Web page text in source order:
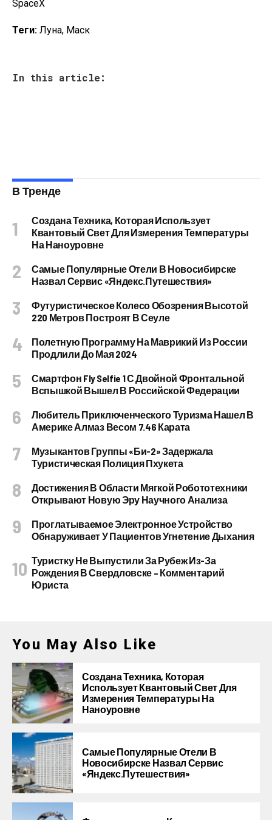
Теги: Луна, Маск
In this article:
В Тренде
Создана Техника, Которая Использует
Квантовый Свет Для Измерения Температуры
На Наноуровне
Самые Популярные Отели В Новосибирске
Назвал Сервис «Яндекс.Путешествия»
Футуристическое Колесо Обозрения Высотой
220 Метров Построят В Сеуле
Полетную Программу На Маврикий Из России
Продлили До Мая 2024
Смартфон Fly Selfie 1 С Двойной Фронтальной
Вспышкой Вышел В Российской Федерации
Любитель Приключенческого Туризма Нашел В
Америке Алмаз Весом 7.46 Карата
Музыкантов Группы «Би-2» Задержала
Туристическая Полиция Пхукета
Достижения В Области Мягкой Робототехники
Открывают Новую Эру Научного Анализа
Проглатываемое Электронное Устройство
Обнаруживает У Пациентов Угнетение Дыхания
Туристку Не Выпустили За Рубеж Из-За
Рождения В Свердловске – Комментарий
Юриста
You May Also Like
Создана Техника, Которая
Использует Квантовый Свет Для
Измерения Температуры На
Наноуровне
Самые Популярные Отели В
Новосибирске Назвал Сервис
«Яндекс.Путешествия»